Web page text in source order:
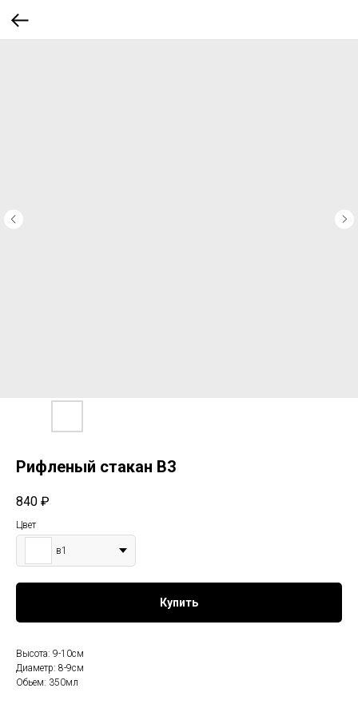
Рифленый стакан В3
840 ₽
Цвет
в1
Купить
Высота: 9-10см
Диаметр: 8-9см
Обьем: 350мл